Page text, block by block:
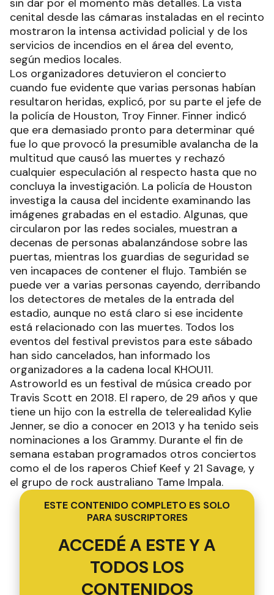
cenital desde las cámaras instaladas en el recinto
mostraron la intensa actividad policial y de los
servicios de incendios en el área del evento,
según medios locales.
Los organizadores detuvieron el concierto
cuando fue evidente que varias personas habían
resultaron heridas, explicó, por su parte el jefe de
la policía de Houston, Troy Finner. Finner indicó
que era demasiado pronto para determinar qué
fue lo que provocó la presumible avalancha de la
multitud que causó las muertes y rechazó
cualquier especulación al respecto hasta que no
concluya la investigación. La policía de Houston
investiga la causa del incidente examinando las
imágenes grabadas en el estadio. Algunas, que
circularon por las redes sociales, muestran a
decenas de personas abalanzándose sobre las
puertas, mientras los guardias de seguridad se
ven incapaces de contener el flujo. También se
puede ver a varias personas cayendo, derribando
los detectores de metales de la entrada del
estadio, aunque no está claro si ese incidente
está relacionado con las muertes. Todos los
eventos del festival previstos para este sábado
han sido cancelados, han informado los
organizadores a la cadena local KHOU11.
Astroworld es un festival de música creado por
Travis Scott en 2018. El rapero, de 29 años y que
tiene un hijo con la estrella de telerealidad Kylie
Jenner, se dio a conocer en 2013 y ha tenido seis
nominaciones a los Grammy. Durante el fin de
semana estaban programados otros conciertos
como el de los raperos Chief Keef y 21 Savage, y
el grupo de rock australiano Tame Impala.
ESTE CONTENIDO COMPLETO ES SOLO
PARA SUSCRIPTORES
ACCEDÉ A ESTE Y A
TODOS LOS
CONTENIDOS